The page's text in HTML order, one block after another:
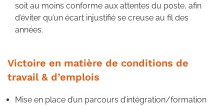
soit au moins conforme aux attentes du poste, afin
d’éviter qu’un écart injustifié se creuse au fil des
années.
Victoire en matière de conditions de
travail & d’emplois
Mise en place d’un parcours d’intégration/formation